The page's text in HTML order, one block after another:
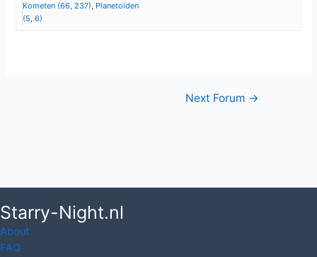
Kometen (66, 237) Planetoïden
(5, 6)
Next Forum →
Starry-Night.nl
About
FAQ